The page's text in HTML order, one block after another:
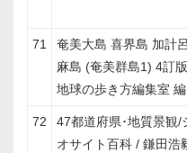
71
奄美大島 喜界島 加計呂
麻島 (奄美群島1) 4訂
地球の歩き方編集室 編
72
47都道府県･地質景観/
オサイト百科 / 鎌田浩